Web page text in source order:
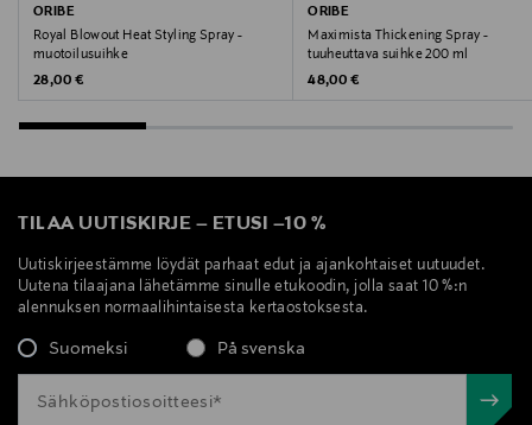
Valmistajan osoite
Unioninkatu 24, 00130, Helsinki, Finland
Digitaalinen osoite
Avainsanat
Oribe, hiusbalsami, balsami, muotoilubalsami, hiusten
muotoilu, muotoilutuote, kiharat hiukset, hiuslaineet,
ORIBE
Royal Blowout Heat Styling Spray -
muotoilusuihke
Original Price
28,00 €
ORIBE
Maximista Thickening Spray -
tuuheuttava suihke 200 ml
Original Price
48,00 €
TILAA UUTISKIRJE – ETUSI –10 %
Uutiskirjeestämme löydät parhaat edut ja ajankohtaiset uutuudet.
Uutena tilaajana lähetämme sinulle etukoodin, jolla saat 10 %:n
alennuksen normaalihintaisesta kertaostoksesta.
Suomeksi På svenska